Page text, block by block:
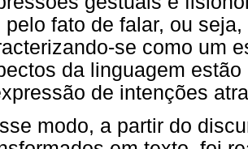
pelo fato de falar, ou
se como um
da linguagem
de intenções
modo, a partir do